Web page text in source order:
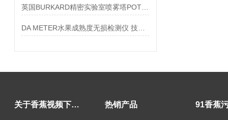
关于香蕉视频下载地址 热销产品